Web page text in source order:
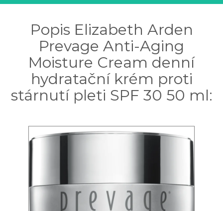
Popis Elizabeth Arden
Prevage Anti-Aging
Moisture Cream denní
hydratační krém proti
stárnutí pleti SPF 30 50 ml: